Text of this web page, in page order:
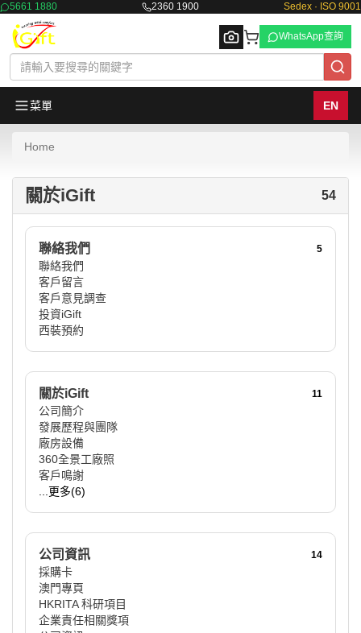
5661 1880 2360 1900 Sedex · ISO 9001
WhatsApp查詢
菜單 EN
Home
關於iGift 54
聯絡我們 5
聯絡我們
客戶留言
客戶意見調查
投資iGift
西裝預約
關於iGift 11
公司簡介
發展歷程與團隊
廠房設備
360全景工廠照
客戶鳴謝
...更多(6)
公司資訊 14
採購卡
澳門專頁
HKRITA 科研項目
企業責任相關獎項